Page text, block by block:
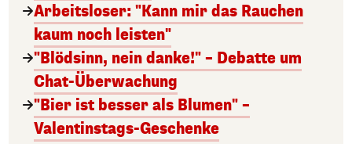
Arbeitsloser: "Kann mir das Rauchen
kaum noch leisten"
"Blödsinn, nein danke!" – Debatte um
Chat-Überwachung
"Bier ist besser als Blumen" –
Valentinstags-Geschenke